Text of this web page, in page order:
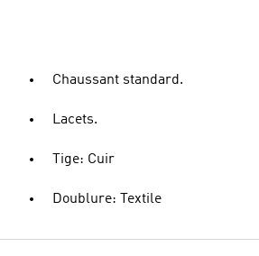
Chaussant standard.
Lacets.
Tige: Cuir
Doublure: Textile